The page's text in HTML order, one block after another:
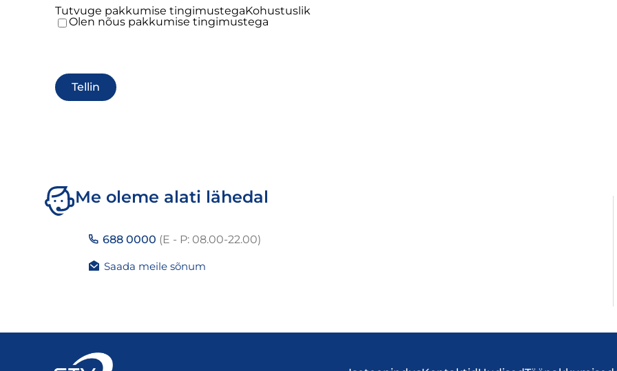
Tutvuge pakkumise tingimustegaKohustuslik
Olen nõus pakkumise tingimustega
Me oleme alati lähedal
688 0000 (E - P: 08.00-22.00)
Saada meile sõnum